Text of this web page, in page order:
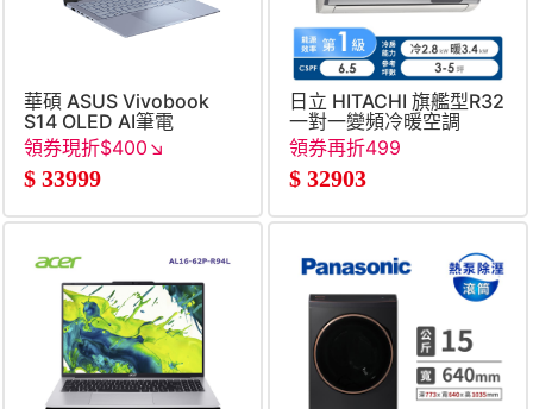
華碩 ASUS Vivobook
S14 OLED AI筆電
14&#034; (Intel Core
Ultra5-
226V&#47;16G&#47;512G&#47;UMA&#47;W11)
領券現折$400↘
$ 33999
日立 HITACHI 旗艦型R32
一對一變頻冷暖空調
領券再折499
$ 32903